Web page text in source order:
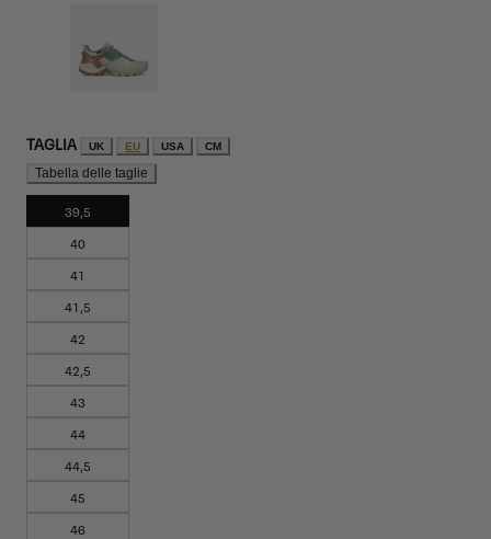
TAGLIA UK EU USA CM
Tabella delle taglie
39,5
40
41
41,5
42
42,5
43
44
44,5
45
46